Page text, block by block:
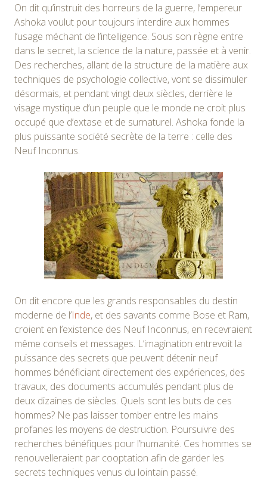
On dit qu’instruit des horreurs de la guerre, l’empereur
Ashoka voulut pour toujours interdire aux hommes
l’usage méchant de l’intelligence. Sous son règne entre
dans le secret, la science de la nature, passée et à venir.
Des recherches, allant de la structure de la matière aux
techniques de psychologie collective, vont se dissimuler
désormais, et pendant vingt deux siècles, derrière le
visage mystique d’un peuple que le monde ne croit plus
occupé que d’extase et de surnaturel. Ashoka fonde la
plus puissante société secrète de la terre : celle des
Neuf Inconnus.
On dit encore que les grands responsables du destin
moderne de l’Inde, et des savants comme Bose et Ram,
croient en l’existence des Neuf Inconnus, en recevraient
même conseils et messages. L’imagination entrevoit la
puissance des secrets que peuvent détenir neuf
hommes bénéficiant directement des expériences, des
travaux, des documents accumulés pendant plus de
deux dizaines de siècles. Quels sont les buts de ces
hommes? Ne pas laisser tomber entre les mains
profanes les moyens de destruction. Poursuivre des
recherches bénéfiques pour l’humanité. Ces hommes se
renouvelleraient par cooptation afin de garder les
secrets techniques venus du lointain passé.